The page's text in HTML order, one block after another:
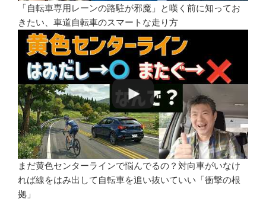
「自転車専用レーンの路駐が邪魔」と嘆く前に知ってお
きたい、車道自転車のスマートな走り方
まだ黄色センターラインで悩んでるの？対向車がいなけ
れば線をはみ出して自転車を追い抜いていい「衝撃の根
拠」